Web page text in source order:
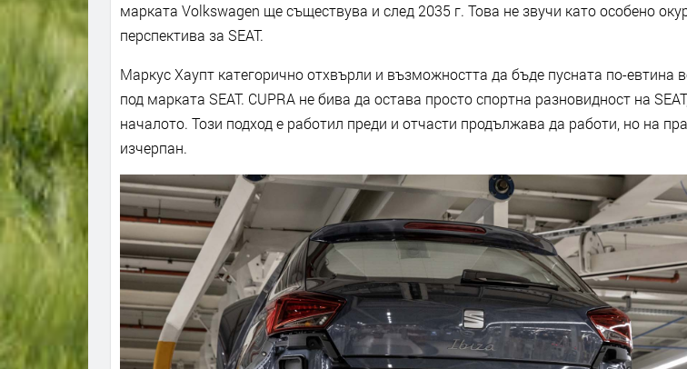
марката Volkswagen ще съществува и след 2035 г. Това не звучи като особено
перспектива за SEAT.
Маркус Хаупт категорично отхвърли и възможността да бъде пусната по-евтина
под марката SEAT. CUPRA не бива да остава просто спортна разновидност на
началото. Този подход е работил преди и отчасти продължава да работи, но на
изчерпан.